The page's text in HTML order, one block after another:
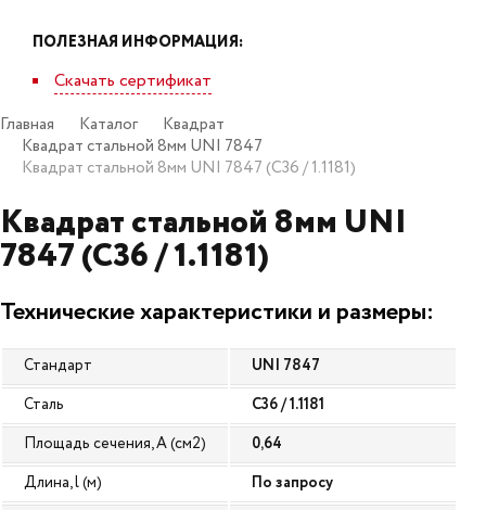
ПОЛЕЗНАЯ ИНФОРМАЦИЯ:
Скачать сертификат
Главная Каталог
Квадрат
Квадрат стальной 8мм UNI 7847
Квадрат стальной 8мм UNI 7847 (C36 / 1.1181)
Квадрат стальной 8мм UNI
7847 (C36 / 1.1181)
Технические характеристики и размеры:
Стандарт
UNI 7847
Сталь
C36 / 1.1181
Площадь сечения, A (см2)
0,64
Длина, l (м)
По запросу